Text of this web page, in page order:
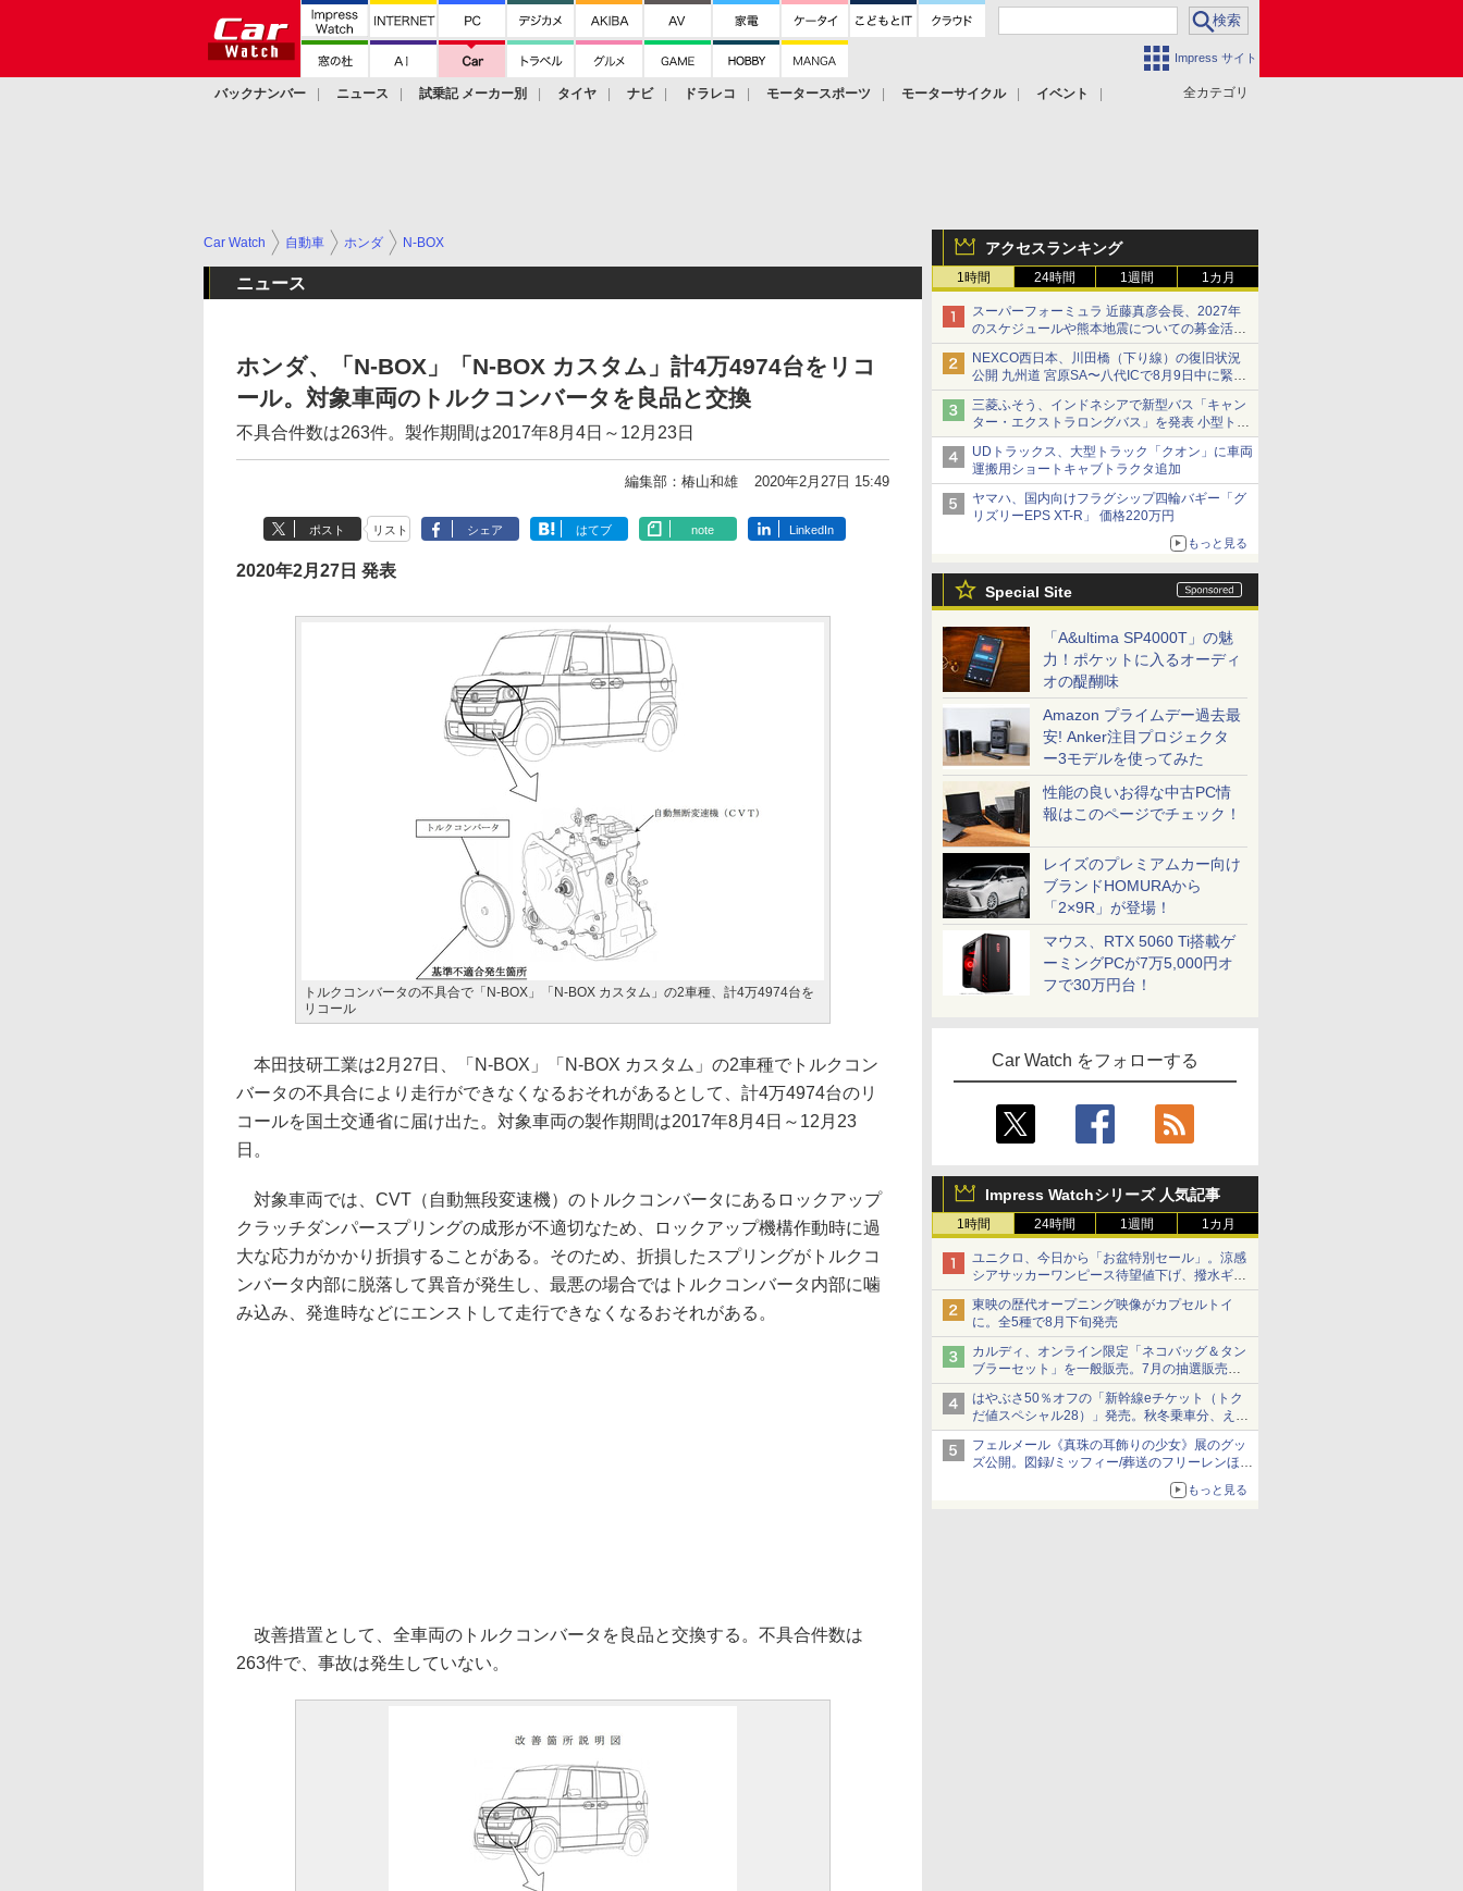
Impress サイト
全カテゴリ
バックナンバー ニュース 試乗記 メーカー別 タイヤ ナビ ドラレコ モータースポーツ モーターサイクル
イベント
アクセスランキング
1時間 24時間 1週間 1カ月
スーパーフォーミュラ 近藤真彦会長、2027年
のスケジュールや熊本地震についての募金活動
を紹介
NEXCO西日本、川田橋（下り線）の復旧状況
公開 九州道 宮原SA〜八代ICで8月9日中に緊急
車両を通行可能に
三菱ふそう、インドネシアで新型バス「キャン
ター・エクストラロングバス」を発表 小型トラ
ックベースの観光・旅客輸送向けバス
UDトラックス、大型トラック「クオン」に車両
運搬用ショートキャブトラクタ追加
ヤマハ、国内向けフラグシップ四輪バギー「グ
リズリーEPS XT-R」 価格220万円
もっと見る
Special Site
「A&ultima SP4000T」の魅
力！ポケットに入るオーディ
オの醍醐味
Amazon プライムデー過去最
安! Anker注目プロジェクタ
ー3モデルを使ってみた
性能の良いお得な中古PC情
報はこのページでチェック！
レイズのプレミアムカー向け
ブランドHOMURAから
「2×9R」が登場！
マウス、RTX 5060 Ti搭載ゲ
ーミングPCが7万5,000円オ
フで30万円台！
Car Watch をフォローする
Impress Watchシリーズ 人気記事
1時間 24時間 1週間 1カ月
ユニクロ、今日から「お盆特別セール」。涼感
シアサッカーワンピース待望値下げ、撥水ギア
ショーツは1990円に
東映の歴代オープニング映像がカプセルトイ
に。全5種で8月下旬発売
カルディ、オンライン限定「ネコバッグ＆タン
ブラーセット」を一般販売。7月の抽選販売の
当選無効分
はやぶさ50％オフの「新幹線eチケット（トク
だ値スペシャル28）」発売。秋冬乗車分、えき
ねっと限定
フェルメール《真珠の耳飾りの少女》展のグッ
ズ公開。図録/ミッフィー/葬送のフリーレンほ
もっと見る
Car Watch 自動車 ホンダ N-BOX
ニュース
ホンダ、「N-BOX」「N-BOX カスタム」計4万4974台をリコ
ール。対象車両のトルクコンバータを良品と交換
不具合件数は263件。製作期間は2017年8月4日～12月23日
編集部：椿山和雄 2020年2月27日 15:49
ポスト リスト シェア はてブ note LinkedIn
2020年2月27日 発表
トルクコンバータの不具合で「N-BOX」「N-BOX カスタム」の2車種、計4万4974台を
リコール
本田技研工業は2月27日、「N-BOX」「N-BOX カスタム」の2車種でトルクコン
バータの不具合により走行ができなくなるおそれがあるとして、計4万4974台のリ
コールを国土交通省に届け出た。対象車両の製作期間は2017年8月4日～12月23
日。
対象車両では、CVT（自動無段変速機）のトルクコンバータにあるロックアップ
クラッチダンパースプリングの成形が不適切なため、ロックアップ機構作動時に過
大な応力がかかり折損することがある。そのため、折損したスプリングがトルクコ
ンバータ内部に脱落して異音が発生し、最悪の場合ではトルクコンバータ内部に噛
み込み、発進時などにエンストして走行できなくなるおそれがある。
改善措置として、全車両のトルクコンバータを良品と交換する。不具合件数は
263件で、事故は発生していない。